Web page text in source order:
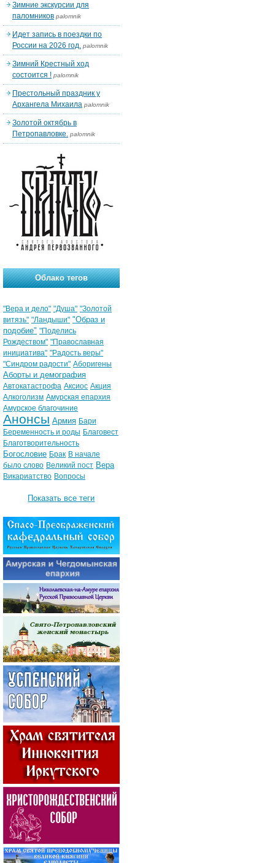
Зимние экскурсии для
паломников palomnik
Идет запись в поездки по
России на 2026 год. palomnik
Зимний Крестный ход
состоится ! palomnik
Престольный праздник у
Архангела Михаила palomnik
Золотой октябрь в
Петропавловке. palomnik
Облако тегов
"Вера и дело" "Душа" "Золотой
витязь" "Ландыши" "Образ и
подобие" "Поделись
Рождеством" "Православная
инициатива" "Радость веры"
"Синдром радости" Аборигены
Аборты и демография
Автокатастрофа Аксиос Акция
Алкоголизм Амурская епархия
Амурское благочиние
Анонсы Армия Бари
Беременность и роды Благовест
Благотворительность
Богословие Брак В начале
было слово Великий пост Вера
Викариатство Вопросы
Показать все теги